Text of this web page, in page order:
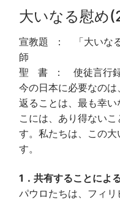
大いなる慰め
宣教題 ： 「大い
師
聖 書 ： 使徒言行録
今の日本に必要なの
返ることは、最も幸
こには、あり得ない
す。私たちは、この
す。
1．共有することによ
パウロたちは、フィ